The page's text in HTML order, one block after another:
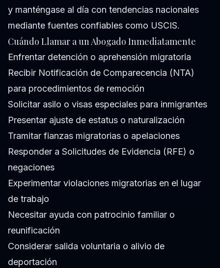
y manténgase al día con tendencias nacionales
mediante fuentes confiables como USCIS.
Cuándo Llamar a un Abogado Inmediatamente
Enfrentar detención o aprehensión migratoria
Recibir Notificación de Comparecencia (NTA)
para procedimientos de remoción
Solicitar asilo o visas especiales para inmigrantes
Presentar ajuste de estatus o naturalización
Tramitar fianzas migratorias o apelaciones
Responder a Solicitudes de Evidencia (RFE) o
negaciones
Experimentar violaciones migratorias en el lugar
de trabajo
Necesitar ayuda con patrocinio familiar o
reunificación
Considerar salida voluntaria o alivio de
deportación